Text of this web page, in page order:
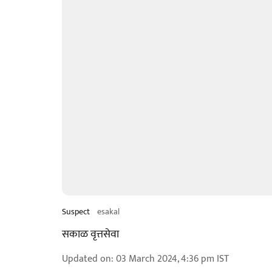
Suspect esakal
सकाळ वृत्तसेवा
Updated on:03 March 2024, 4:36 pm IST